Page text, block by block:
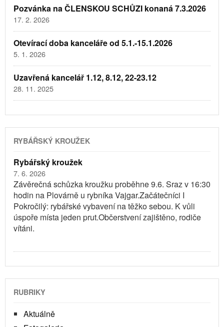
Pozvánka na ČLENSKOU SCHŮZI konaná 7.3.2026
17. 2. 2026
Otevírací doba kanceláře od 5.1.-15.1.2026
5. 1. 2026
Uzavřená kancelář 1.12, 8.12, 22-23.12
28. 11. 2025
RYBÁŘSKÝ KROUŽEK
Rybářský kroužek
7. 6. 2026
Závěrečná schůzka kroužku proběhne 9.6. Sraz v 16:30
hodin na Plovárně u rybníka Vajgar.Začátečníci I
Pokročilý: rybářské vybavení na těžko sebou. K vůli
úspoře místa jeden prut.Občerstvení zajištěno, rodiče
vítáni.
RUBRIKY
Aktuálně